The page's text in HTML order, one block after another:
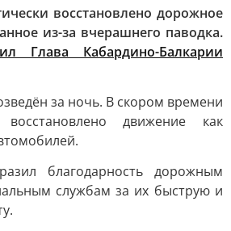
восстановлено дорожное
из-за вчерашнего паводка.
Глава Кабардино-Балкарии
за ночь. В скором времени
движение как
благодарность дорожным
службам за их быструю и